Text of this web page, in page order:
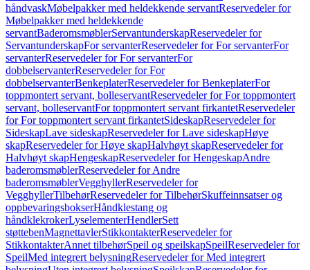
håndvaskMøbelpakker med heldekkende servantReservedeler for
Møbelpakker med heldekkende
servantBaderomsmøblerServantunderskapReservedeler for
ServantunderskapFor servanterReservedeler for For servanterFor
servanterReservedeler for For servanterFor
dobbelservanterReservedeler for For
dobbelservanterBenkeplaterReservedeler for BenkeplaterFor
toppmontert servant, bolleservantReservedeler for For toppmontert
servant, bolleservantFor toppmontert servant firkantetReservedeler
for For toppmontert servant firkantetSideskapReservedeler for
SideskapLave sideskapReservedeler for Lave sideskapHøye
skapReservedeler for Høye skapHalvhøyt skapReservedeler for
Halvhøyt skapHengeskapReservedeler for HengeskapAndre
baderomsmøblerReservedeler for Andre
baderomsmøblerVegghyllerReservedeler for
VegghyllerTilbehørReservedeler for TilbehørSkuffeinnsatser og
oppbevaringsbokserHåndklestang og
håndklekrokerLyselementerHendlerSett
støttebenMagnettavlerStikkontakterReservedeler for
StikkontakterAnnet tilbehørSpeil og speilskapSpeilReservedeler for
SpeilMed integrert belysningReservedeler for Med integrert